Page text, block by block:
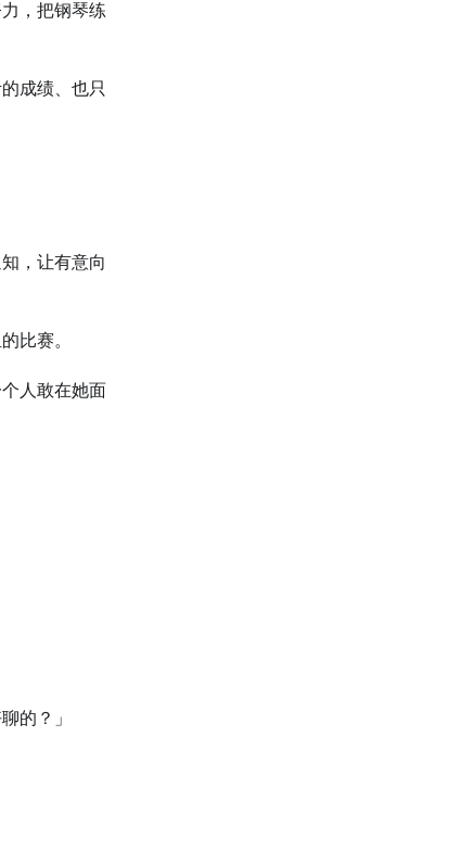
，把钢琴练
成绩、也只
，让有意向
比赛。
人敢在她面
的？」